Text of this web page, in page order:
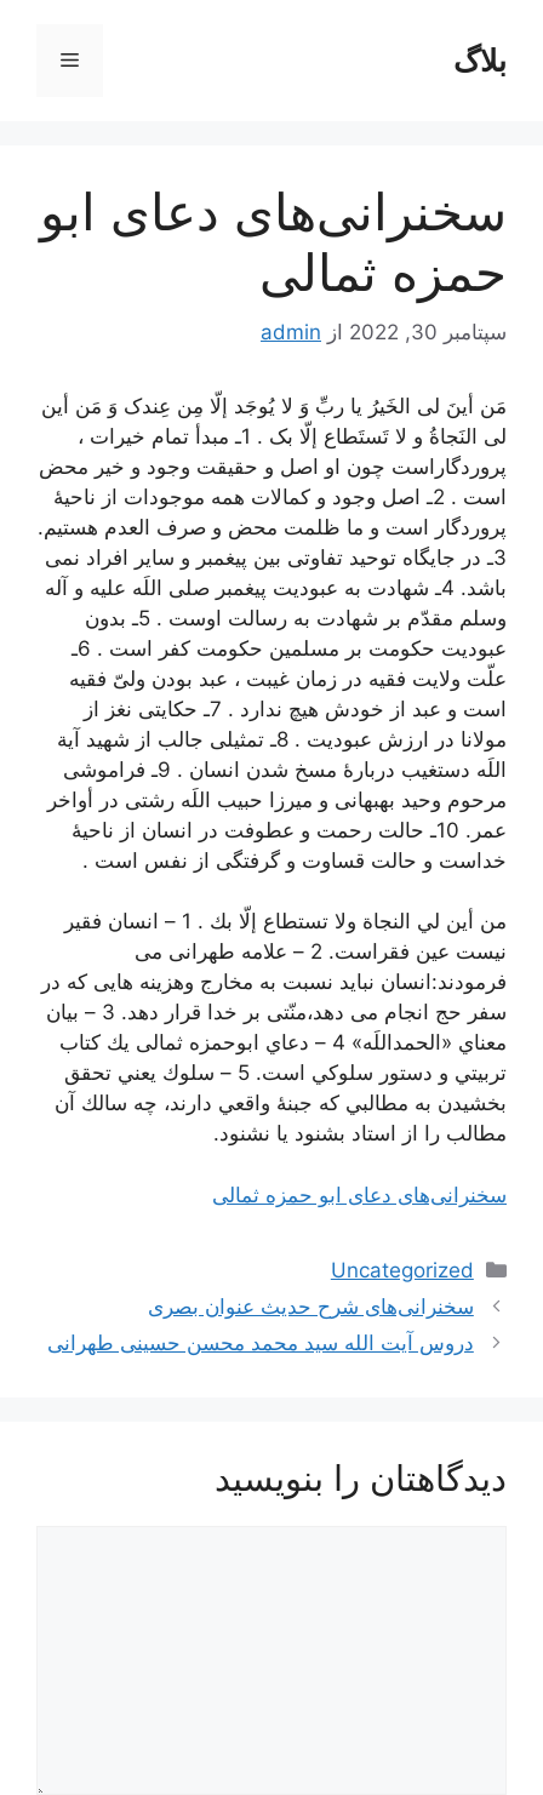
محتوابلاگ فهرست
سخنرانی‌های دعای ابو
حمزه ثمالی
سپتامبر 30, 2022 از admin
مَن أینَ لی الخَیرُ یا ربِّ وَ لا یُوجَد إلّا مِن عِندک وَ مَن أین
لی النَجاةُ و لا تَستَطاع إلّا بک . 1ـ مبدأ تمام خیرات ،
پروردگاراست چون او اصل و حقیقت وجود و خیر محض
است . 2ـ اصل وجود و کمالات همه موجودات از ناحیۀ
پروردگار است و ما ظلمت محض و صرف العدم هستیم.
3ـ در جایگاه توحید تفاوتی بین پیغمبر و سایر افراد نمی
باشد. 4ـ شهادت به عبودیت پیغمبر صلی اللَه علیه و آله
وسلم مقدّم بر شهادت به رسالت اوست . 5ـ بدون
عبودیت حکومت بر مسلمین حکومت کفر است . 6ـ
علّت ولایت فقیه در زمان غیبت ، عبد بودن ولیّ فقیه
است و عبد از خودش هیچ ندارد . 7ـ حکایتی نغز از
مولانا در ارزش عبودیت . 8ـ تمثیلی جالب از شهید آیة
اللَه دستغیب دربارۀ مسخ شدن انسان . 9ـ فراموشی
مرحوم وحید بهبهانی و میرزا حبیب اللَه رشتی در أواخر
عمر. 10ـ حالت رحمت و عطوفت در انسان از ناحیۀ
خداست و حالت قساوت و گرفتگی از نفس است .
من أين لي النجاة ولا تستطاع إلّا بك . 1 – انسان فقیر
نیست عین فقراست. 2 – علامه طهرانی می
فرمودند:انسان نباید نسبت به مخارج وهزینه هایی که در
سفر حج انجام می دهد،منّتی بر خدا قرار دهد. 3 – بیان
معناي «الحمداللَه» 4 – دعاي ابوحمزه ثمالی يك كتاب
تربيتي و دستور سلوكي است. 5 – سلوك يعني تحقق
بخشيدن به مطالبي كه جبنۀ واقعي دارند، چه سالك آن
مطالب را از استاد بشنود يا نشنود.
سخنرانی‌های دعای ابو حمزه ثمالی
دسته‌ها
Uncategorized
ناوبری
نوشته‌ها
سخنرانی‌های شرح حدیث عنوان بصری
دروس آیت الله سید محمد محسن حسینی طهرانی
دیدگاهتان را بنویسید